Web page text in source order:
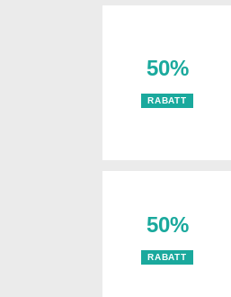
50%
RABATT
50%
RABATT